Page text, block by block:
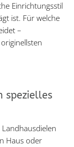
Einrichtungsstil
ist. Für welche
–
spezielles
Haus oder